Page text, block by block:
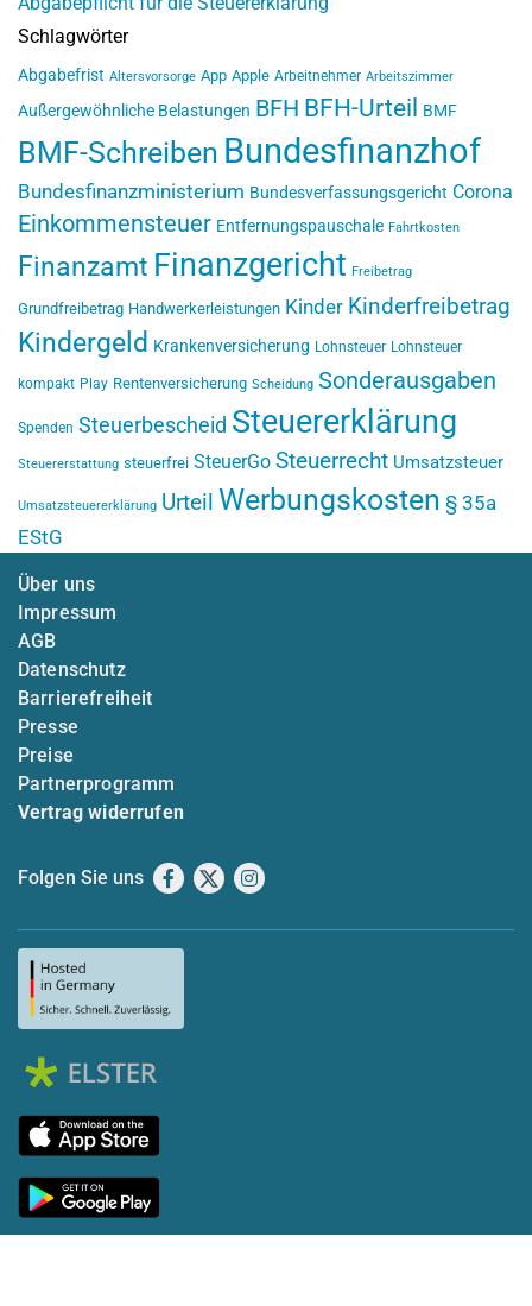
Schlagwörter
Abgabefrist Altersvorsorge App Apple Arbeitnehmer Arbeitszimmer
Außergewöhnliche Belastungen BFH BFH-Urteil BMF
BMF-Schreiben Bundesfinanzhof
Bundesfinanzministerium Bundesverfassungsgericht Corona
Einkommensteuer Entfernungspauschale Fahrtkosten
Finanzamt Finanzgericht Freibetrag
Grundfreibetrag Handwerkerleistungen Kinder Kinderfreibetrag
Kindergeld Krankenversicherung Lohnsteuer Lohnsteuer
kompakt Play Rentenversicherung Scheidung Sonderausgaben
Spenden Steuerbescheid Steuererklärung
Steuererstattung steuerfrei SteuerGo Steuerrecht Umsatzsteuer
Umsatzsteuererklärung Urteil Werbungskosten § 35a
EStG
Über uns
Impressum
AGB
Datenschutz
Barrierefreiheit
Presse
Preise
Partnerprogramm
Vertrag widerrufen
Folgen Sie uns Facebook
X Instagram